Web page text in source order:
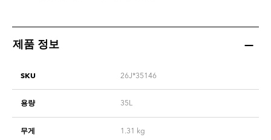
제품 정보
SKU 26J*35146
용량 35L
무게 1.31 kg